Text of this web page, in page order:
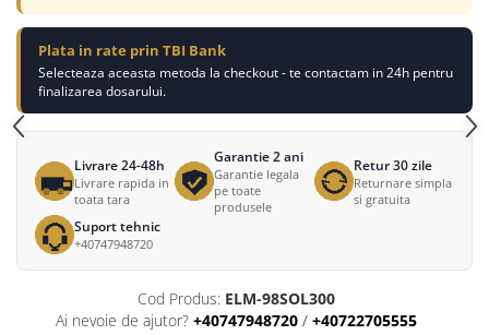
Plata in rate prin TBI Bank
Selecteaza aceasta metoda la checkout - te contactam in 24h pentru
finalizarea dosarului.
Livrare 24-48h
Livrare rapida in
toata tara
Garantie 2 ani
Garantie legala
pe toate
produsele
Retur 30 zile
Returnare simpla
si gratuita
Suport tehnic
+40747948720
Cod Produs: ELM-98SOL300
Ai nevoie de ajutor? +40747948720 / +40722705555